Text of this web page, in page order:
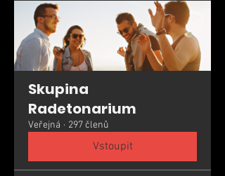
Skupina
Radetonarium
Veřejná · 297 členů
Vstoupit